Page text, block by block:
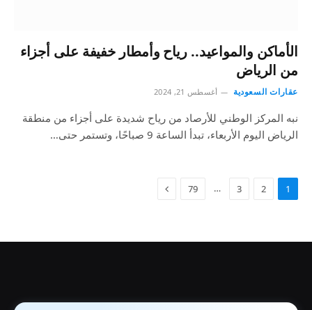
الأماكن والمواعيد.. رياح وأمطار خفيفة على أجزاء
من الرياض
عقارات السعودية أغسطس 21, 2024
نبه المركز الوطني للأرصاد من رياح شديدة على أجزاء من منطقة
الرياض اليوم الأربعاء، تبدأ الساعة 9 صباحًا، وتستمر حتى…
1
2
3
…
79